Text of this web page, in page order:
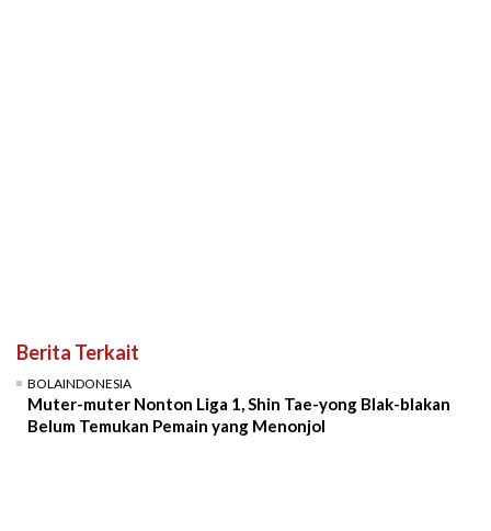
Berita Terkait
BOLAINDONESIA
Muter-muter Nonton Liga 1, Shin Tae-yong Blak-blakan
Belum Temukan Pemain yang Menonjol